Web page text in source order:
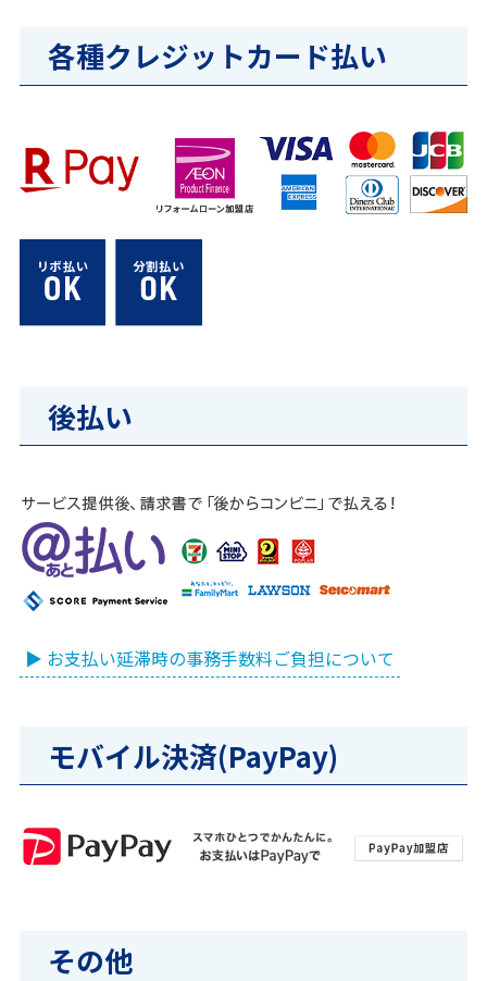
各種クレジットカード払い
後払い
▶ お支払い延滞時の事務手数料ご負担について
モバイル決済(PayPay)
その他